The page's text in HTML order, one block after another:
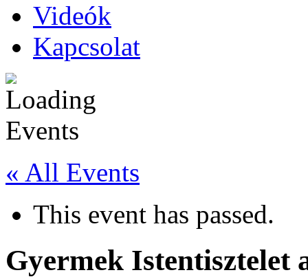
Videók
Kapcsolat
« All Events
This event has passed.
Gyermek Istentisztelet